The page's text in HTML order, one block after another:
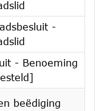
-
- Benoeming
beëdiging